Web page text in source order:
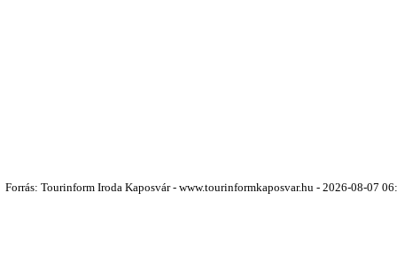
Forrás: Tourinform Iroda Kaposvár - www.tourinformkaposvar.hu - 2026-08-07